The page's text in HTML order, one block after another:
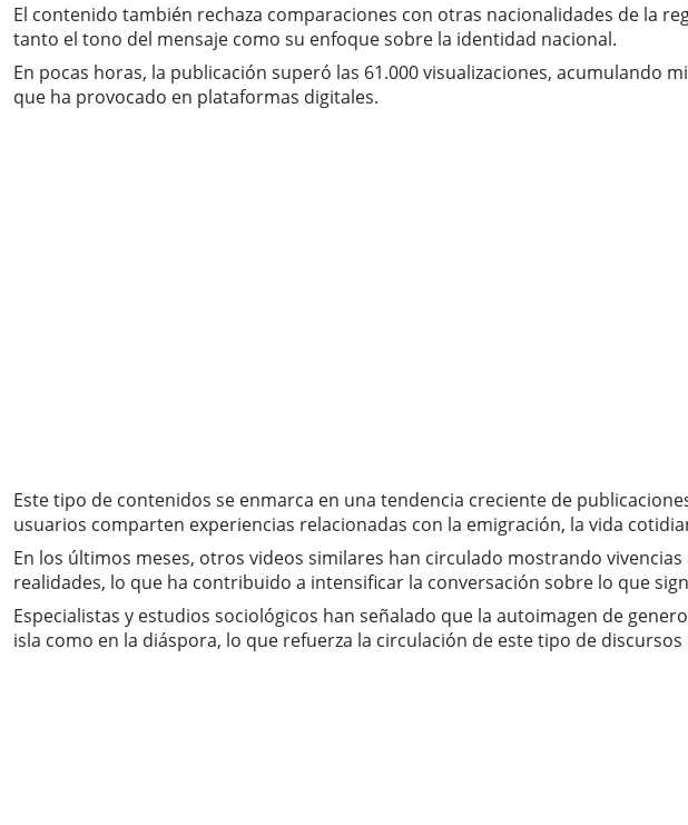
El contenido también rechaza comparaciones con otras nacionalidades de la
tanto el tono del mensaje como su enfoque sobre la identidad nacional.
En pocas horas, la publicación superó las 61.000 visualizaciones, acumulando
que ha provocado en plataformas digitales.
Este tipo de contenidos se enmarca en una tendencia creciente de
usuarios comparten experiencias relacionadas con la emigración, la vida
En los últimos meses, otros videos similares han circulado mostrando
realidades, lo que ha contribuido a intensificar la conversación sobre lo que
Especialistas y estudios sociológicos han señalado que la autoimagen de
isla como en la diáspora, lo que refuerza la circulación de este tipo de discursos